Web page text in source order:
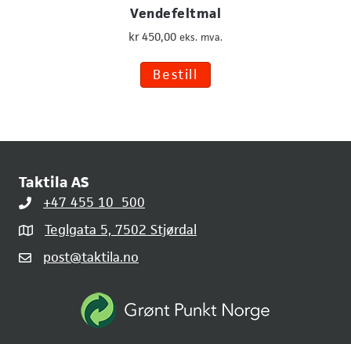
Vendefeltmal
kr450,00 eks. mva.
Bestill
Taktila AS
+47 455 10 500
Teglgata 5, 7502 Stjørdal
post@taktila.no